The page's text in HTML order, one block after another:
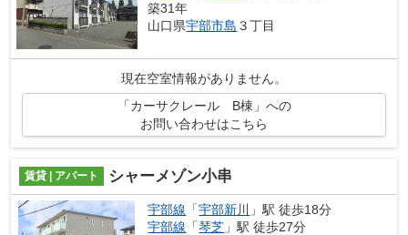
築31年
山口県宇部市島 ３丁目
現在空室情報がありません。
「カーサクレール B棟」への
お問い合わせはこちら
賃貸 | アパート シャーメゾン小串
宇部線 「宇部新川
」駅 徒歩18分
宇部線 「琴芝 」駅 徒歩27分